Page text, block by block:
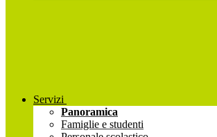
Servizi
Panoramica
Famiglie e studenti